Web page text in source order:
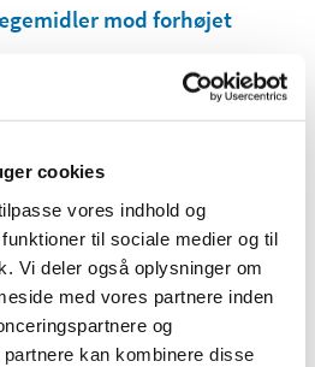
cookies
vores indhold og
til sociale medier og til
Vi deler også oplysninger om
med vores partnere inden
og
kan kombinere disse
mod forhøjet
undergrupper i
tidligere informeret
videnskabelige selskaber